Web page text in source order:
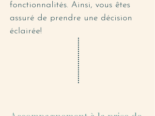
fonctionnalités. Ainsi, vous êtes
assuré de prendre une décision
éclairée!